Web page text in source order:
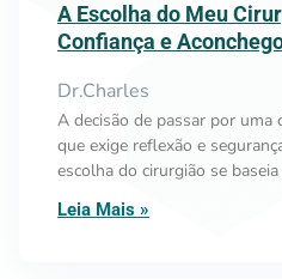
A Escolha do Meu
Confiança e
Dr.Charles
A decisão de passar por uma
que exige reflexão e
escolha do cirurgião se baseia
Leia Mais »